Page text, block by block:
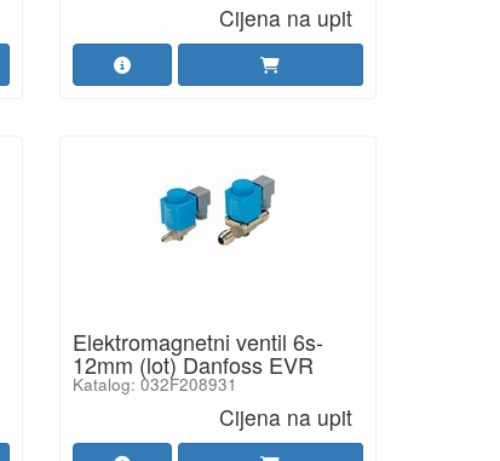
Cijena na upit
Elektromagnetni ventil 6s-
12mm (lot) Danfoss EVR
Katalog: 032F208931
Cijena na upit